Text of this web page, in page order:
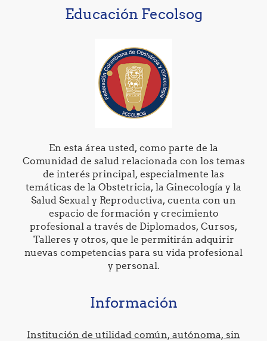
Educación Fecolsog
En esta área usted, como parte de la
Comunidad de salud relacionada con los temas
de interés principal, especialmente las
temáticas de la Obstetricia, la Ginecología y la
Salud Sexual y Reproductiva, cuenta con un
espacio de formación y crecimiento
profesional a través de Diplomados, Cursos,
Talleres y otros, que le permitirán adquirir
nuevas competencias para su vida profesional
y personal.
Información
Institución de utilidad común, autónoma, sin